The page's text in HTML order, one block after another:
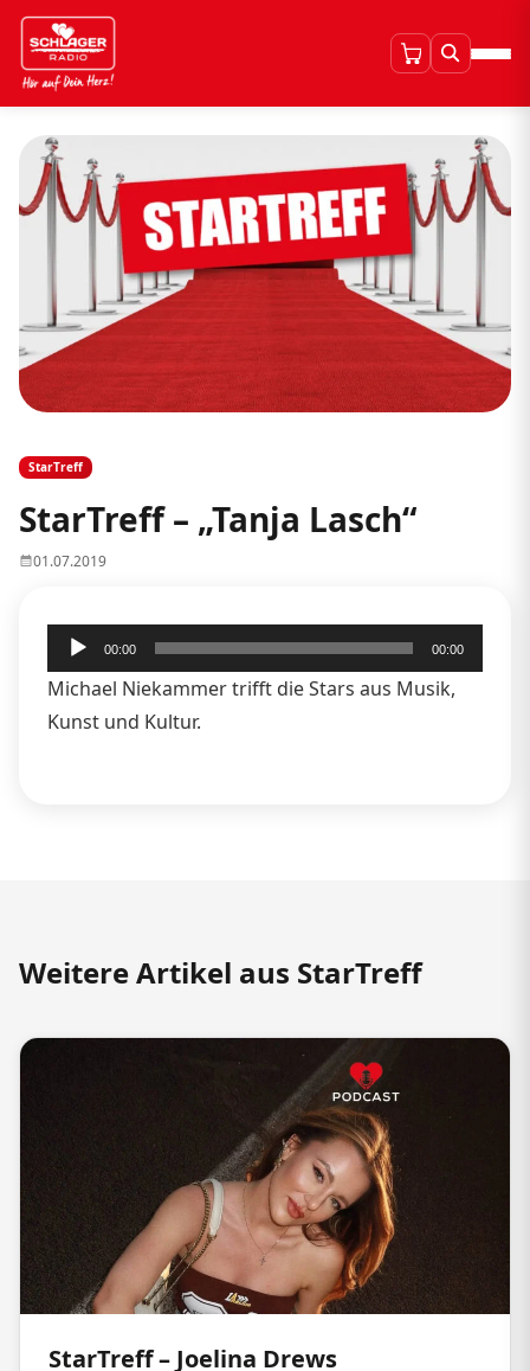
StarTreff
StarTreff – „Tanja Lasch“
01.07.2019
Audio-
Player
00:00 00:00
Michael Niekammer trifft die Stars aus Musik,
Kunst und Kultur.
Weitere Artikel aus StarTreff
StarTreff – Joelina Drews